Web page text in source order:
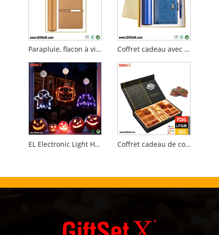
Parapluie, flacon à vide, stylo, carnet de notes, coffret cadeau d'affaires Coffret cadeau avec tasse sous vide pour ordinateur portable et stylo de luxe
EL Electronic Light Holiday Noël Halloween Party Coffrets cadeaux Coffret cadeau de couverts en acier inoxydable